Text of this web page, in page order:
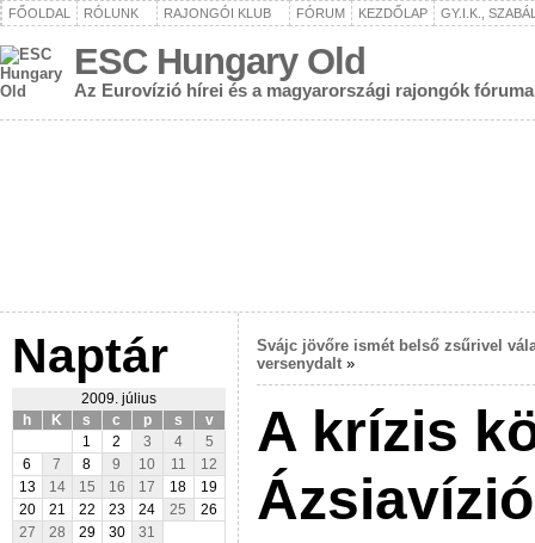
FŐOLDAL RÓLUNK RAJONGÓI KLUB FÓRUM KEZDŐLAP GY.I.K.,
ESC Hungary Old
Az Eurovízió hírei és a magyarországi rajongók fóruma
Naptár
2009. július
h
K s c p s
v
1
2 3 4
5
6
7 8 9 10 11
12
13
14 15 16 17 18
19
20
21 22 23 24 25
26
27
28 29 30 31
Svájc jövőre ismét belső zsűrivel
versenydalt »
A krízis